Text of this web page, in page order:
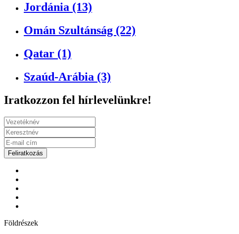
Jordánia (13)
Omán Szultánság (22)
Qatar (1)
Szaúd-Arábia (3)
Iratkozzon fel hírlevelünkre!
Feliratkozás
Földrészek